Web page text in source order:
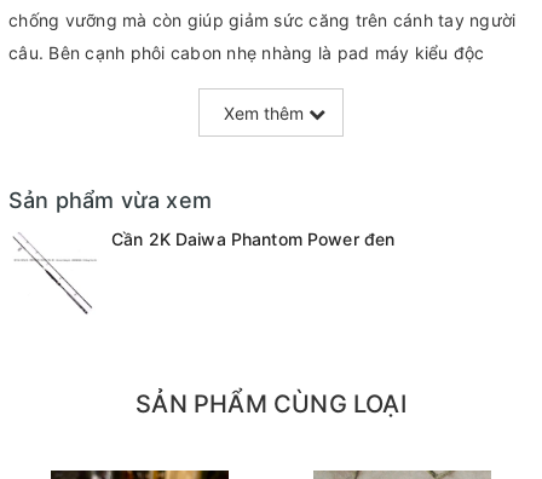
chống vưỡng mà còn giúp giảm sức căng trên cánh tay người
câu. Bên cạnh phôi cabon nhẹ nhàng là pad máy kiểu độc
quyền của hãng Daiwa cũng khá đẹp mắt, đặt biệt hơn là cần
dòng cá lên đến 40Lbs tương đương hơn 18kg khá chuẩn cho
Thông số :
- Độ cứng : MH
- Tải dây : 20 - 40lb
Xem thêm
Sản phẩm vừa xem
Cần 2K Daiwa Phantom Power đen
SẢN PHẨM CÙNG LOẠI